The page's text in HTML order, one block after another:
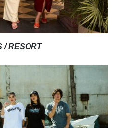
/ RESORT